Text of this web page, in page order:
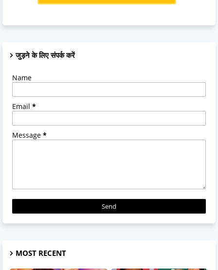
जुड़ने के लिए संपर्क करें
Name
Email *
Message *
MOST RECENT